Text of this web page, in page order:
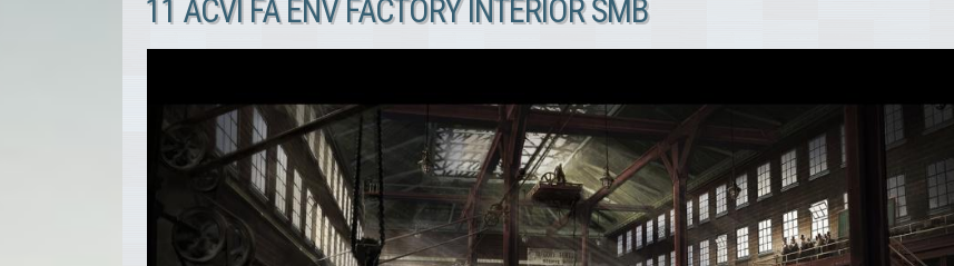
11 ACVI FA ENV FACTORY INTERIOR SMB